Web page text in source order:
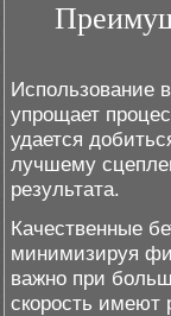
Использование
упрощает
удается
лучшему
результата.
Качественные
минимизируя
важно при
скорость